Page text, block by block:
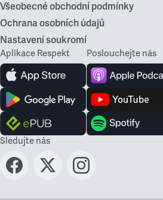
Všeobecné obchodní podmínky
Ochrana osobních údajů
Nastavení soukromí
Aplikace Respekt Poslouchejte nás
Sledujte nás